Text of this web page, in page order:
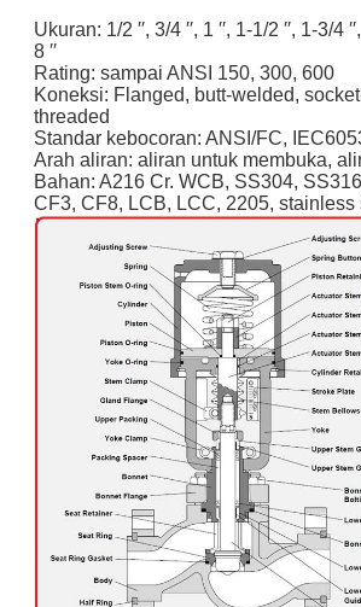
Ukuran: 1/2 ′′, 3/4 ′′, 1 ′′, 1-1/2 ′′, 1-3/4 ′′, 2
8 ′′
Rating: sampai ANSI 150, 300, 600
Koneksi: Flanged, butt-welded,
threaded
Standar kebocoran: ANSI/FC,
Arah aliran: aliran untuk membuka,
Bahan: A216 Cr. WCB, SS304,
CF3, CF8, LCB, LCC, 2205, stainless